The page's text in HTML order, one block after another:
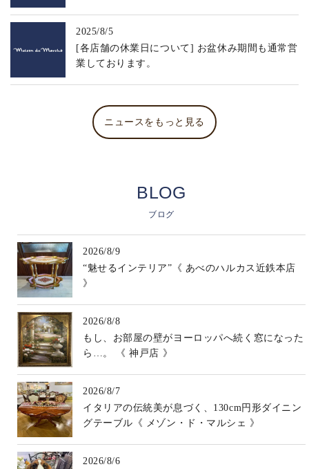
2025/8/5
[各店舗の休業日について] お盆休み期間も通常営
業しております。
ニュースをもっと見る
BLOG
ブログ
2026/8/9
“魅せるインテリア”《 あべのハルカス近鉄本店
》
2026/8/8
もし、お部屋の壁がヨーロッパへ続く窓になった
ら…。 《 神戸店 》
2026/8/7
イタリアの伝統美が息づく、130cm円形ダイニン
グテーブル《 メゾン・ド・マルシェ 》
2026/8/6